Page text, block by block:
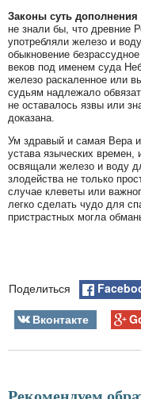
Законы суть дополнения
не знали бы, что древние
употребляли железо и
обыкновение
веков под именем суда
железо раскаленное или
судьям надлежало
не оставалось язвы или
доказана.
Ум здравый и самая Вера
устава языческих времен,
освящали железо и воду
злодейства не только
случае клеветы или
легко сделать чудо для
пристрастных могла
Поделиться
Вконтакте